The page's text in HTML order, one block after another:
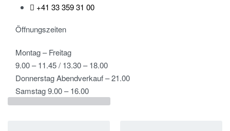
+41 33 359 31 00
Öffnungszeiten
Montag – Freitag
9.00 – 11.45 / 13.30 – 18.00
Donnerstag Abendverkauf – 21.00
Samstag 9.00 – 16.00